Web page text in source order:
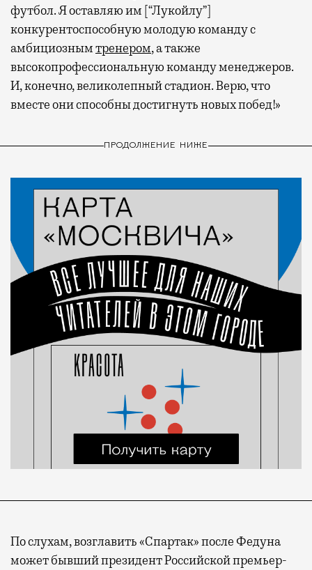
футбол. Я оставляю им [“Лукойлу”]
конкурентоспособную молодую команду с
амбициознымтренером, а также
высокопрофессиональную команду менеджеров.
И, конечно, великолепный стадион. Верю, что
вместе они способны достигнуть новых побед!»
ПРОДОЛЖЕНИЕ НИЖЕ
По слухам, возглавить «Спартак» после Федуна
может бывший президент Российской премьер-